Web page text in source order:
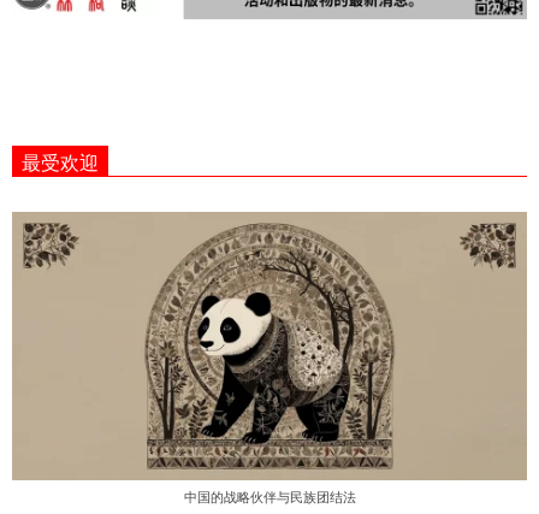
26
最受欢迎
中国的战略伙伴与民族团结法